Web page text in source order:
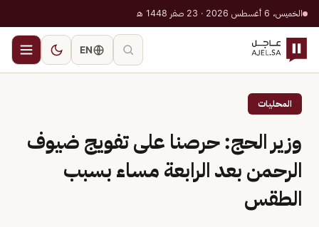
الخميس، 6 أغسطس 2026 · 23 صفر 1448 هـ
EN
المحليات
وزير الحج: حرصنا على تفويج ضيوف
الرحمن بعد الرابعة مساء بسبب
الطقس